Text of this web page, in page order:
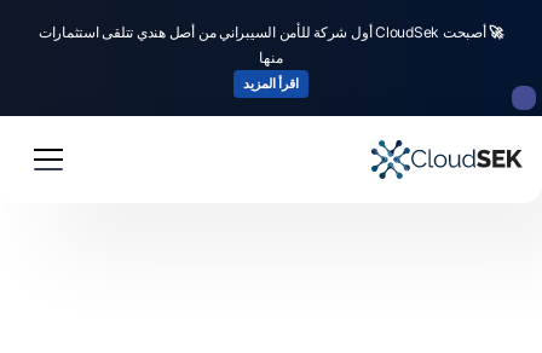
🚀
أصبحت CloudSek أول شركة للأمن السيبراني من أصل هندي تتلقى استثمارات
منها
اقرأ المزيد